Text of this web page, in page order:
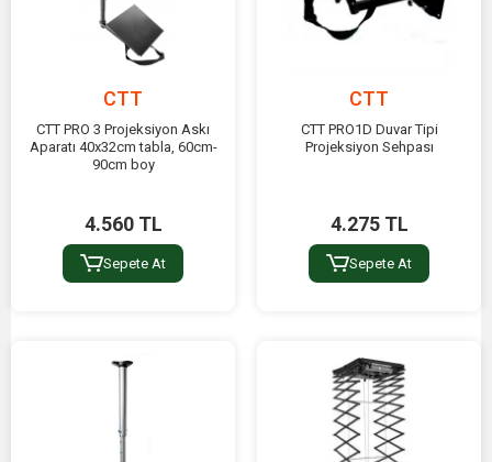
CTT
CTT PRO 3 Projeksiyon Askı
Aparatı 40x32cm tabla, 60cm-
90cm boy
4.560 TL
Sepete At
CTT
CTT PRO1D Duvar Tipi
Projeksiyon Sehpası
4.275 TL
Sepete At